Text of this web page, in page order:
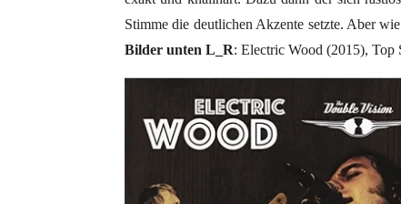
Stimme die deutlichen Akzente setzte. Aber
Bilder unten L_R: Electric Wood (2015), Top